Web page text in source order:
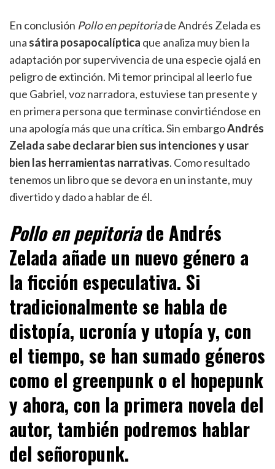
En conclusión Pollo en pepitoriade Andrés Zelada es
una sátira posapocalíptica que analiza muy bien la
adaptación por supervivencia de una especie ojalá en
peligro de extinción. Mi temor principal al leerlo fue
que Gabriel, voz narradora, estuviese tan presente y
en primera persona que terminase convirtiéndose en
una apología más que una crítica. Sin embargoAndrés
Zelada sabe declarar bien sus intenciones y usar
bien las herramientas narrativas. Como resultado
tenemos un libro que se devora en un instante, muy
divertido y dado a hablar de él.
Pollo en pepitoriade Andrés
Zelada añade un nuevo género a
la ficción especulativa. Si
tradicionalmente se habla de
distopía, ucronía y utopía y, con
el tiempo, se han sumado géneros
como el greenpunk o el hopepunk
y ahora, con la primera novela del
autor, también podremos hablar
del señoropunk.